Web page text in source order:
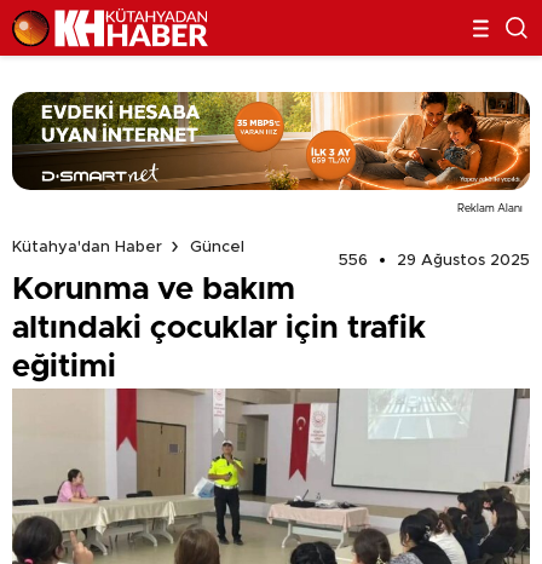
Reklam Alanı
Kütahya'dan Haber
Güncel
556
29 Ağustos 2025
Korunma ve bakım
altındaki çocuklar için trafik
eğitimi